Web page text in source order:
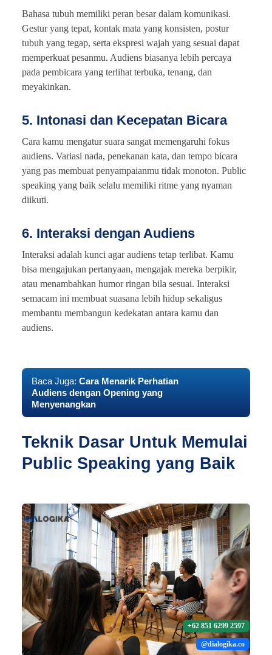
Bahasa tubuh memiliki peran besar dalam komunikasi.
Gestur yang tepat, kontak mata yang konsisten, postur
tubuh yang tegap, serta ekspresi wajah yang sesuai dapat
memperkuat pesanmu. Audiens biasanya lebih percaya
pada pembicara yang terlihat terbuka, tenang, dan
meyakinkan.
5. Intonasi dan Kecepatan Bicara
Cara kamu mengatur suara sangat memengaruhi fokus
audiens. Variasi nada, penekanan kata, dan tempo bicara
yang pas membuat penyampaianmu tidak monoton. Public
speaking yang baik selalu memiliki ritme yang nyaman
diikuti.
6. Interaksi dengan Audiens
Interaksi adalah kunci agar audiens tetap terlibat. Kamu
bisa mengajukan pertanyaan, mengajak mereka berpikir,
atau menambahkan humor ringan bila sesuai. Interaksi
semacam ini membuat suasana lebih hidup sekaligus
membantu membangun kedekatan antara kamu dan
audiens.
Baca Juga: Cara Menarik Perhatian
Audiens dengan Opening yang
Menyenangkan
Teknik Dasar Untuk Memulai
Public Speaking yang Baik
+62 851 6299 2597
@dialogika.co